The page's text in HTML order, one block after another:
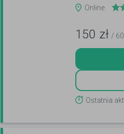
Online
150 zł /
Ostatnia